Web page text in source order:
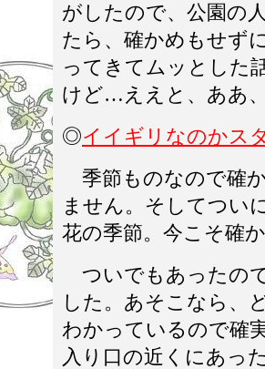
がしたので、公園の
たら、確かめもせず
ってきてムッとした
けど…ええと、ああ
◎イイギリなのかス
季節ものなので確
ません。そしてつい
花の季節。今こそ確
ついでもあったの
した。あそこなら、
わかっているので確
入り口の近くにあっ